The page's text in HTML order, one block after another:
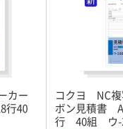
カー
行40
コクヨ NC複
ボン見積書
行 40組 ウ-